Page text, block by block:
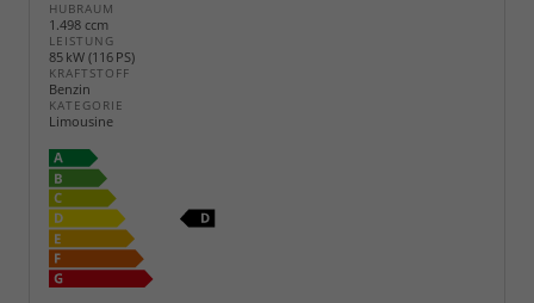
HUBRAUM
1.498 ccm
LEISTUNG
85 kW (116 PS)
KRAFTSTOFF
Benzin
KATEGORIE
Limousine